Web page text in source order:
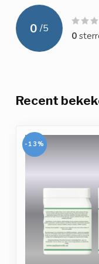
0 /5
0
Recent
-13%